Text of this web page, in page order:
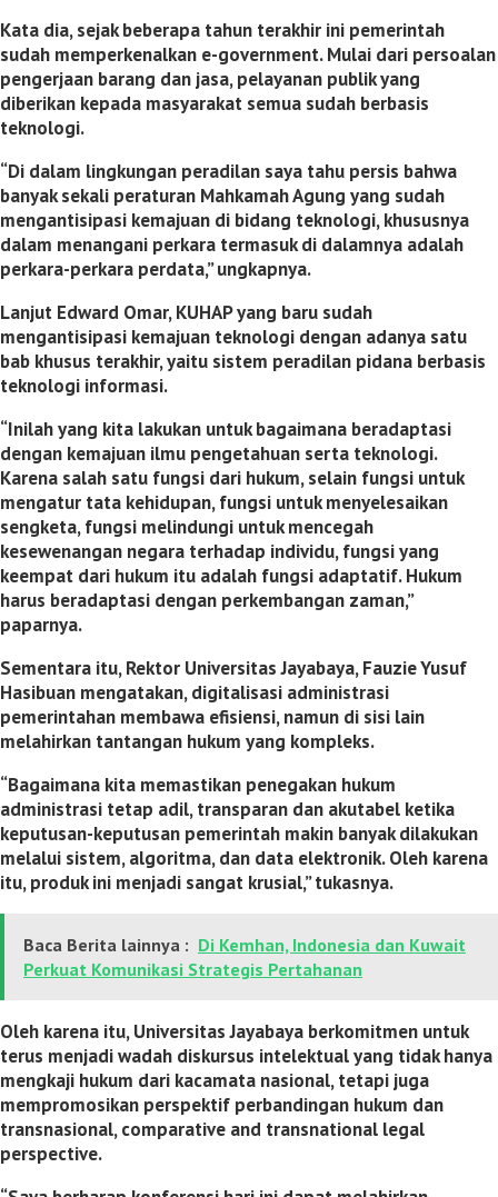
Kata dia, sejak beberapa tahun terakhir ini pemerintah
sudah memperkenalkan e-government. Mulai dari persoalan
pengerjaan barang dan jasa, pelayanan publik yang
diberikan kepada masyarakat semua sudah berbasis
teknologi.
“Di dalam lingkungan peradilan saya tahu persis bahwa
banyak sekali peraturan Mahkamah Agung yang sudah
mengantisipasi kemajuan di bidang teknologi, khususnya
dalam menangani perkara termasuk di dalamnya adalah
perkara-perkara perdata,” ungkapnya.
Lanjut Edward Omar, KUHAP yang baru sudah
mengantisipasi kemajuan teknologi dengan adanya satu
bab khusus terakhir, yaitu sistem peradilan pidana berbasis
teknologi informasi.
“Inilah yang kita lakukan untuk bagaimana beradaptasi
dengan kemajuan ilmu pengetahuan serta teknologi.
Karena salah satu fungsi dari hukum, selain fungsi untuk
mengatur tata kehidupan, fungsi untuk menyelesaikan
sengketa, fungsi melindungi untuk mencegah
kesewenangan negara terhadap individu, fungsi yang
keempat dari hukum itu adalah fungsi adaptatif. Hukum
harus beradaptasi dengan perkembangan zaman,”
paparnya.
Sementara itu, Rektor Universitas Jayabaya, Fauzie Yusuf
Hasibuan mengatakan, digitalisasi administrasi
pemerintahan membawa efisiensi, namun di sisi lain
melahirkan tantangan hukum yang kompleks.
“Bagaimana kita memastikan penegakan hukum
administrasi tetap adil, transparan dan akutabel ketika
keputusan-keputusan pemerintah makin banyak dilakukan
melalui sistem, algoritma, dan data elektronik. Oleh karena
itu, produk ini menjadi sangat krusial,” tukasnya.
Baca Berita lainnya : Di Kemhan, Indonesia dan Kuwait
Perkuat Komunikasi Strategis Pertahanan
Oleh karena itu, Universitas Jayabaya berkomitmen untuk
terus menjadi wadah diskursus intelektual yang tidak hanya
mengkaji hukum dari kacamata nasional, tetapi juga
mempromosikan perspektif perbandingan hukum dan
transnasional, comparative and transnational legal
perspective.